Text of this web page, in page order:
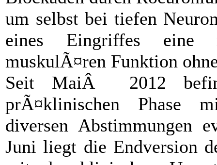
um selbst bei tiefen
eines Eingriffes eine
muskulÃ¤ren Funktion
Seit MaiÂ 2012
prÃ¤klinischen Phase
diversen Abstimmungen
Juni liegt die Endversion